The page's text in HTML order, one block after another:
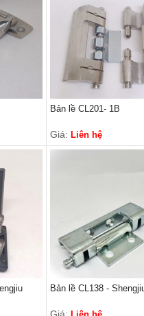
Bản lề CL201- 1B
Giá: Liên hệ
Bản lề CL138 -